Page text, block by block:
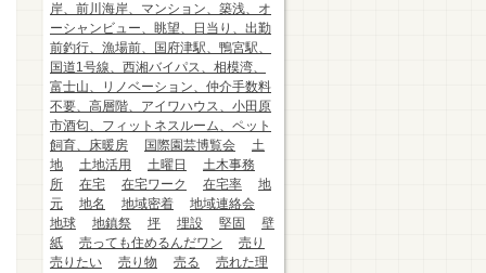
岸、前川海岸、マンション、築浅、オ
ーシャンビュー、眺望、日当り、出勤
前釣行、漁場前、国府津駅、鴨宮駅、
国道1号線、西湘バイパス、相模湾、
富士山、リノベーション、仲介手数料
不要、高層階、アイワハウス、小田原
市酒匂、フィットネスルーム、ペット
飼育、床暖房
国際園芸博覧会
土
地
土地活用 土曜日
土木事務
所
在宅 在宅ワーク 在宅率
地
元
地名 地域密着
地域連絡会
地球
地鎮祭 坪 埋設 堅固
壁
紙
売っても住めるんだワン
売り
売りたい
売り物 売る
売れた理